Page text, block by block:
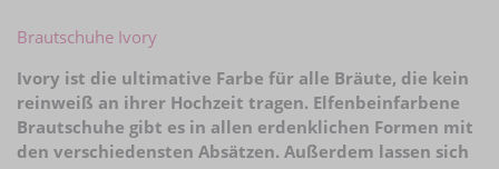
Brautschuhe Ivory
Ivory ist die ultimative Farbe für alle Bräute, die kein
reinweiß an ihrer Hochzeit tragen. Elfenbeinfarbene
Brautschuhe gibt es in allen erdenklichen Formen mit
den verschiedensten Absätzen. Außerdem lassen sich